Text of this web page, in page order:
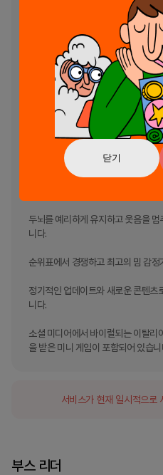
닫기
두뇌 부패 정확
음성 게임 Patapim
퉁퉁 사후르 싸움
왜 이탈리아어 Brainrot Challenge
두뇌를 예리하게 유지하고 웃음을
니다.
순위표에서 경쟁하고 최고의 밈 감정
정기적인 업데이트와 새로운 콘텐츠
니다.
소셜 미디어에서 바이럴되는 이탈
을 받은 미니 게임이 포함되어 있습
서비스가 현재 일시적으로
부스 리더